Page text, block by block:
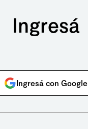
Ingresá
Ingresá con Google